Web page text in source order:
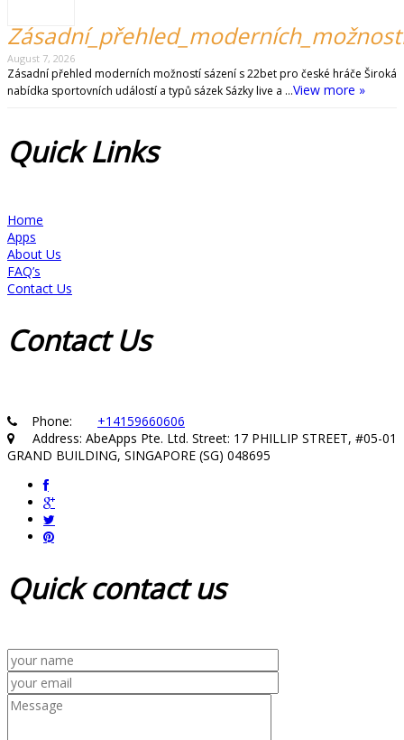
August 7, 2026
Zásadní přehled moderních možností sázení s 22bet pro české hráče Široká
nabídka sportovních událostí a typů sázek Sázky live a …View more »
QuickLinks
Home
Apps
About Us
FAQ’s
Contact Us
ContactUs
Phone: +14159660606
Address: AbeApps Pte. Ltd. Street: 17 PHILLIP STREET, #05-01
GRAND BUILDING, SINGAPORE (SG) 048695
Quickcontact us